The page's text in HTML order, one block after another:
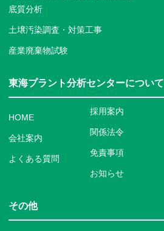
底質分析
土壌汚染調査・対策工事
産業廃棄物試験
東海プラント分析センターについて
HOME
会社案内
よくある質問
採用案内
関係法令
免責事項
お知らせ
その他